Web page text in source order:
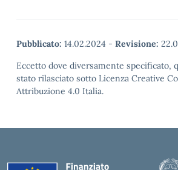
Pubblicato: 14.02.2024 - Revisione:
Eccetto dove diversamente specificato,
stato rilasciato sotto Licenza Creative
Attribuzione 4.0 Italia.